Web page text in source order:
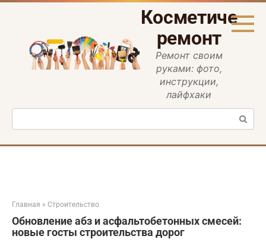
Перейти
ремонт
Ремонт своим
руками: фото,
инструкции,
лайфхаки
Поиск:
Главная » Строительство
Обновление абз и асфальтобетонных смесей:
новые госты строительства дорог